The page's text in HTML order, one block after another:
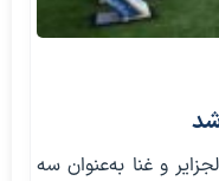
و غنا به‌عنوان سه